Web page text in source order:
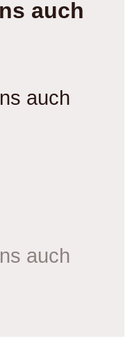
auch
auch
auch